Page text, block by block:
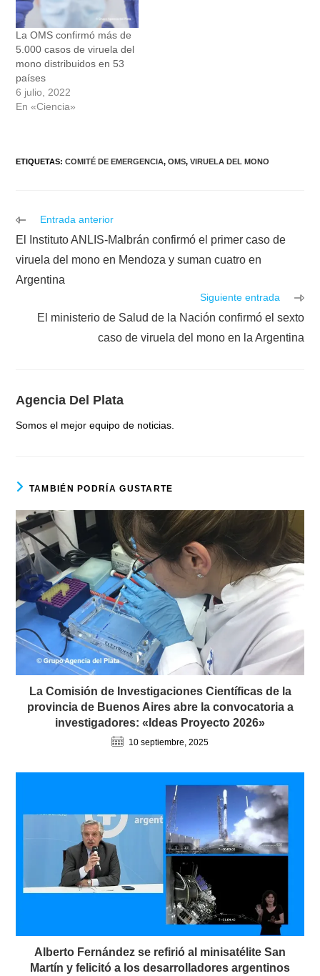
La OMS confirmó más de
5.000 casos de viruela del
mono distribuidos en 53
países
6 julio, 2022
En «Ciencia»
ETIQUETAS:COMITÉ DE EMERGENCIA, OMS, VIRUELA DEL MONO
Leer
artículos
Entrada anterior
El Instituto ANLIS-Malbrán confirmó el primer caso de
viruela del mono en Mendoza y suman cuatro en
Argentina
Siguiente entrada
El ministerio de Salud de la Nación confirmó el sexto
caso de viruela del mono en la Argentina
Agencia Del Plata
Somos el mejor equipo de noticias.
TAMBIÉN PODRÍA GUSTARTE
La Comisión de Investigaciones Científicas de la
provincia de Buenos Aires abre la convocatoria a
investigadores: «Ideas Proyecto 2026»
10 septiembre, 2025
Alberto Fernández se refirió al minisatélite San
Martín y felicitó a los desarrolladores argentinos